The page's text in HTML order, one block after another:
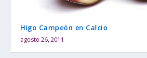
Higo Campeón en Calcio
agosto 26, 2011